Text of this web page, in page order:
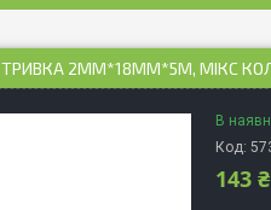
2ММ*18ММ*5М, МІКС
В
Код:
143 ₴